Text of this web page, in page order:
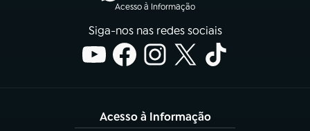
Acesso à Informação
Siga-nos nas redes sociais
Acesso à Informação